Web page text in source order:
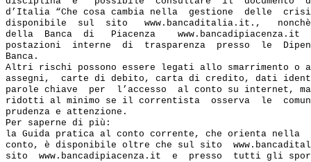
d’Italia “Che cosa cambia nella  gestione  delle
disponibile  sul  sito   www.bancaditalia.it.,
della  Banca  di   Piacenza
postazioni  interne  di  trasparenza  presso  le
Banca.
Altri rischi possono essere legati allo smarrimento
assegni,  carte di debito, carta di credito, dati
parole chiave  per  l’accesso  al conto su internet,
ridotti al minimo se il correntista  osserva  le
prudenza e attenzione.
Per saperne di più:
la Guida pratica al conto corrente, che orienta
conto, è disponibile oltre che sul sito
sito  www.bancadipiacenza.it  e  presso  tutti gli